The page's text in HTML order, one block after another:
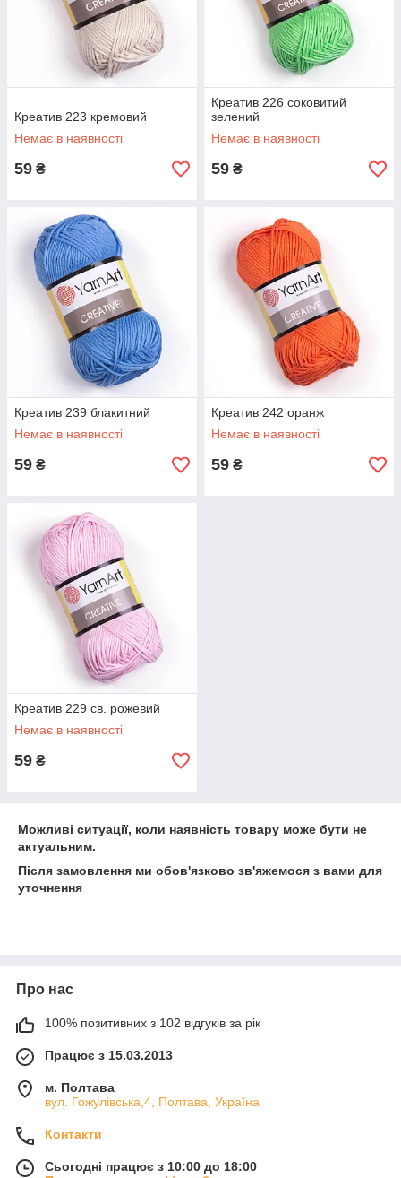
Креатив 223 кремовий
Немає в наявності
59 ₴
Креатив 226 соковитий
зелений
Немає в наявності
59 ₴
Креатив 239 блакитний
Немає в наявності
59 ₴
Креатив 242 оранж
Немає в наявності
59 ₴
Креатив 229 св. рожевий
Немає в наявності
59 ₴
Можливі ситуації, коли наявність товару може бути не
актуальним.
Після замовлення ми обов'язково зв'яжемося з вами для
уточнення
Про нас
100% позитивних з 102 відгуків за рік
Працює з 15.03.2013
м. Полтава
вул. Гожулівська,4, Полтава, Україна
Контакти
Сьогодні працює з 10:00 до 18:00